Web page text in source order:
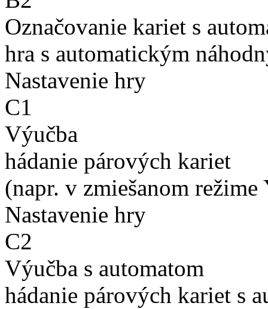
Označovanie kariet s
hra s automatickým
Nastavenie hry
C1
Výučba
hádanie párových kariet
(napr. v zmiešanom režime
Nastavenie hry
C2
Výučba s automatom
hádanie párových kariet s